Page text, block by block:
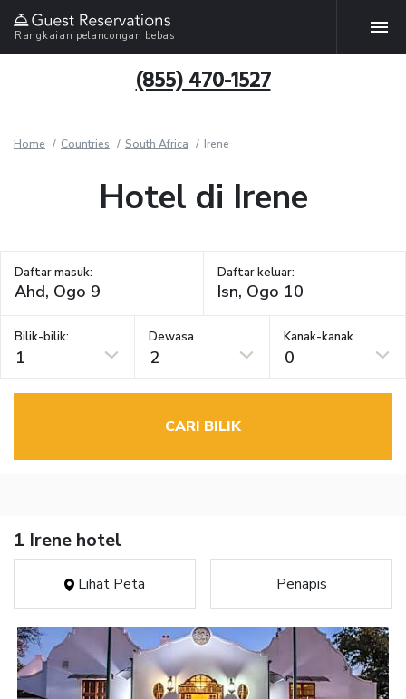
Rangkaian pelancongan bebas
(855) 470-1527
Home Countries South Africa Irene
Hotel di Irene
Daftar masuk: Daftar keluar:
Bilik-bilik:
1
Dewasa
2
Kanak-kanak
0
CARI BILIK
1 Irene hotel
Lihat Peta Penapis